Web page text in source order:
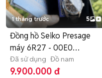
1 tháng trước 5
Đồng hồ Seiko Presage
máy 6R27 - 00E0
Automatic
Đã sử dụng Đồ nam
9.900.000 đ